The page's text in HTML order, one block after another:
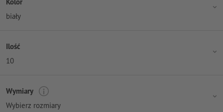
biały
Ilość
10
Wymiary
Wybierz rozmiary